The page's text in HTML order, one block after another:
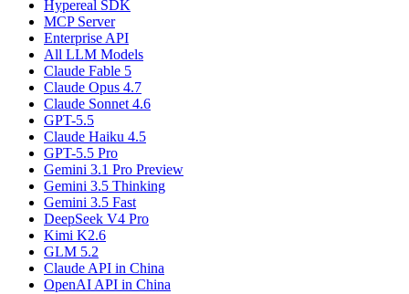
Hypereal SDK
MCP Server
Enterprise API
All LLM Models
Claude Fable 5
Claude Opus 4.7
Claude Sonnet 4.6
GPT-5.5
Claude Haiku 4.5
GPT-5.5 Pro
Gemini 3.1 Pro Preview
Gemini 3.5 Thinking
Gemini 3.5 Fast
DeepSeek V4 Pro
Kimi K2.6
GLM 5.2
Claude API in China
OpenAI API in China